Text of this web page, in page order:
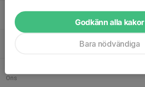
Mån
Ons
Godkänn alla kakor
Bara nödvändiga